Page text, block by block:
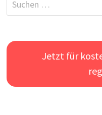
nach:
Jetzt für